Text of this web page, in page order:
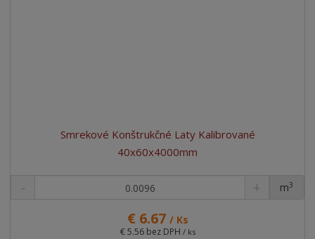
Smrekové Konštrukčné Laty Kalibrované
40x60x4000mm
€ 6.67 / Ks
€ 5.56 bez DPH / ks
ks
m3